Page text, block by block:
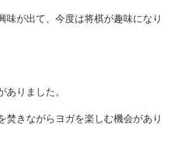
味が出て、今度は将棋が趣味になり
ありました。
焚きながらヨガを楽しむ機会があり